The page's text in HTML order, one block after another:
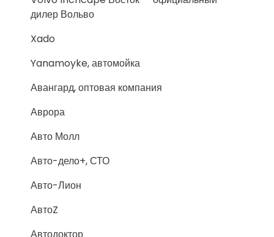
дилер Вольво
Xado
Yanamoyke, автомойка
Авангард, оптовая компания
Аврора
Авто Молл
Авто-дело+, СТО
Авто-Лион
АвтоZ